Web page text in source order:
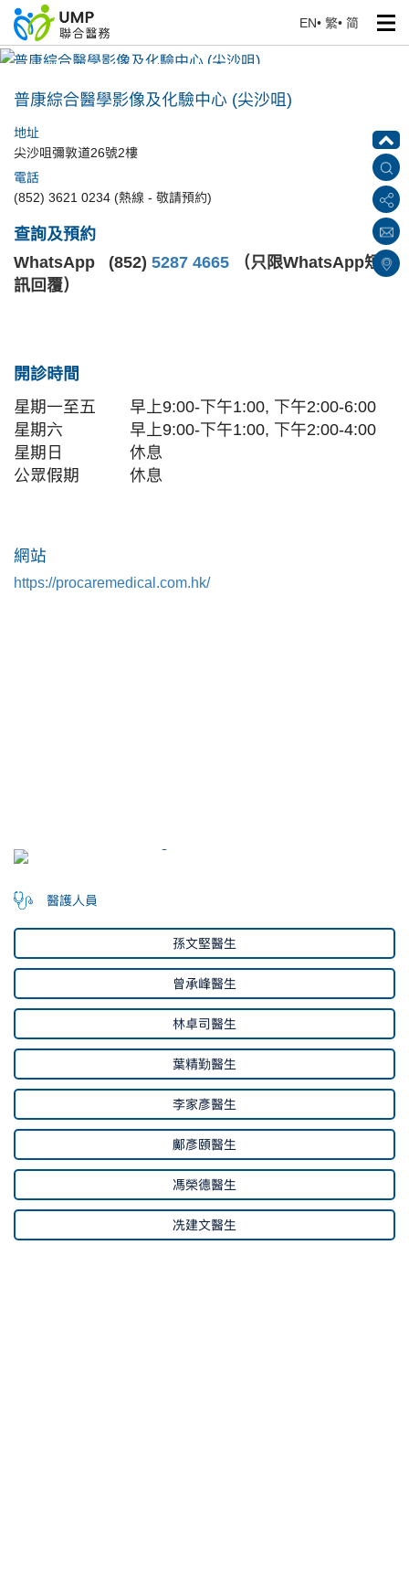
EN• 繁• 简
普康綜合醫學影像及化驗中心 (尖沙咀)
普康綜合醫學影像及化驗中心 (尖沙咀)
地址
尖沙咀彌敦道26號2樓
電話
(852) 3621 0234 (熱線 - 敬請預約)
查詢及預約
WhatsApp (852) 5287 4665
（只限WhatsApp短
訊回覆）
開診時間
星期一至五
早上9:00-下午1:00, 下午2:00-6:00
星期六
早上9:00-下午1:00, 下午2:00-4:00
星期日
休息
公眾假期
休息
網站
https://procaremedical.com.hk/
醫護人員
孫文堅醫生
曾承峰醫生
林卓司醫生
葉精勤醫生
李家彥醫生
鄺彥頤醫生
馮榮德醫生
冼建文醫生